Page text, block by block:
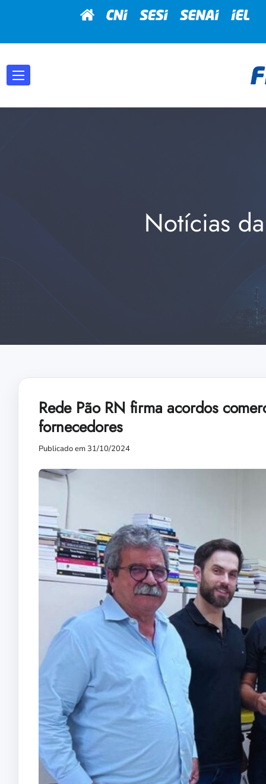
Notícias
Rede Pão RN firma acordos
fornecedores
Publicado em 31/10/2024